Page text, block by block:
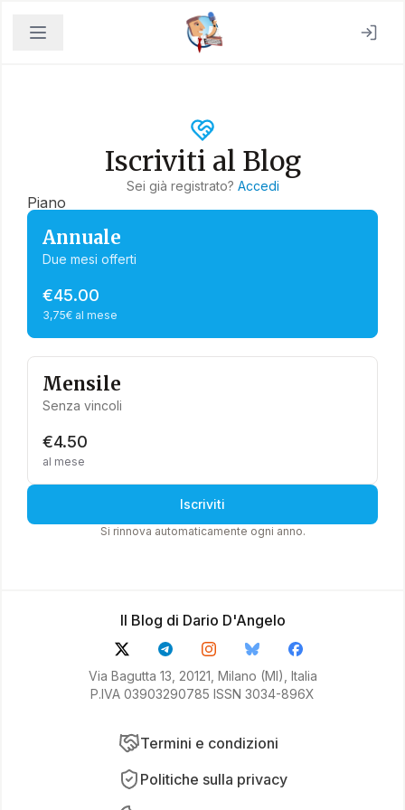
Iscriviti al Blog
Sei già registrato? Accedi
Piano
Annuale
Due mesi offerti
€45.00
3,75€ al mese
Mensile
Senza vincoli
€4.50
al mese
Iscriviti
Si rinnova automaticamente ogni anno.
Termini e condizioni
Politiche sulla privacy
Il Blog di Dario D'Angelo
Via Bagutta 13, 20121, Milano (MI), Italia
P.IVA 03903290785 ISSN 3034-896X